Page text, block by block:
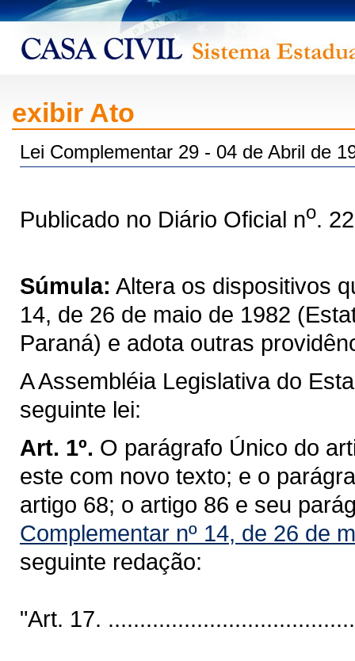
exibir Ato
Lei Complementar 29 - 04 de Abril de
Publicado no Diário Oficial no.
Súmula: Altera os dispositivos
14, de 26 de maio de 1982
Paraná) e adota outras
A Assembléia Legislativa do
seguinte lei:
Art. 1º. O parágrafo Único do
este com novo texto; e o
artigo 68; o artigo 86 e seu
Complementar nº 14, de 26 de
seguinte redação:
"Art. 17.